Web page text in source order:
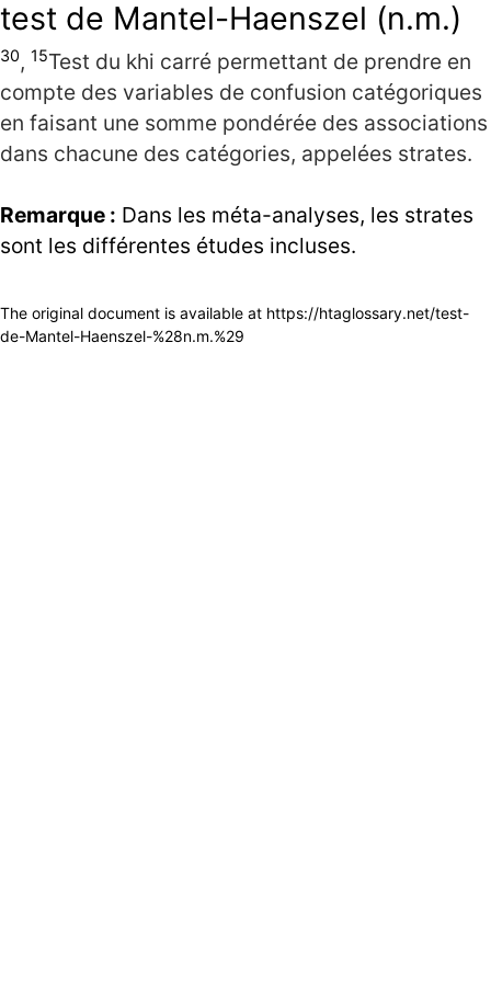
test de Mantel-Haenszel (n.m.)
30, 15Test du khi carré permettant de prendre en
compte des variables de confusion catégoriques
en faisant une somme pondérée des associations
dans chacune des catégories, appelées strates.
Remarque : Dans les méta-analyses, les strates
sont les différentes études incluses.
The original document is available at https://htaglossary.net/test-
de-Mantel-Haenszel-%28n.m.%29